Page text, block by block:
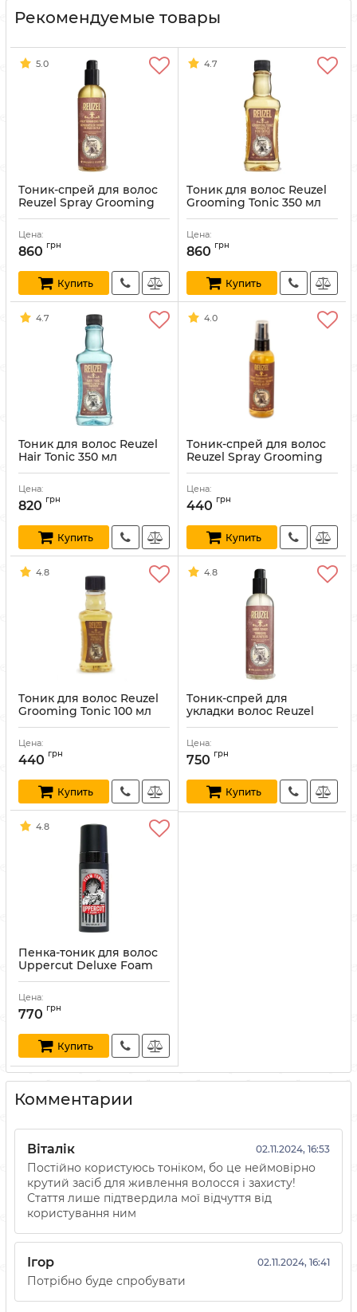
Рекомендуемые товары
5.0
Tоник-спрей для волос
Reuzel Spray Grooming
Tonic 355 мл
Артикул:
Цена:
860 грн
Купить
4.7
Tоник для волос Reuzel
Grooming Tonic 350 мл
Артикул: 852578006058
Цена:
860 грн
Купить
4.7
Тоник для волос Reuzel
Hair Tonic 350 мл
Артикул: 852578006041
Цена:
820 грн
Купить
4.0
Tоник-спрей для волос
Reuzel Spray Grooming
Tonic 100 мл
Артикул:
Цена:
440 грн
Купить
4.8
Tоник для волос Reuzel
Grooming Tonic 100 мл
Артикул: 852578006973
Цена:
440 грн
Купить
4.8
Tоник-спрей для
укладки волос Reuzel
Surf Tonic 355 мл
Артикул:
Цена:
750 грн
Купить
4.8
Пенка-тоник для волос
Uppercut Deluxe Foam
Tonic 150 мл
Артикул:
Цена:
770 грн
Купить
Комментарии
Віталік 02.11.2024, 16:53
Постійно користуюсь тоніком, бо це неймовірно
крутий засіб для живлення волосся і захисту!
Стаття лише підтвердила мої відчуття від
користування ним
Ігор 02.11.2024, 16:41
Потрібно буде спробувати